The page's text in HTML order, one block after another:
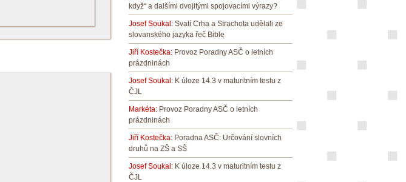
když“ a dalšími dvojitými spojovacími výrazy?
Josef Soukal: Svatí Crha a Strachota udělali ze
slovanského jazyka řeč Bible
Jiří Kostečka: Provoz Poradny ASČ o letních
prázdninách
Josef Soukal: K úloze 14.3 v maturitním testu z
ČJL
Markéta: Provoz Poradny ASČ o letních
prázdninách
Jiří Kostečka: Poradna ASČ: Určování slovních
druhů na ZŠ a SŠ
Josef Soukal: K úloze 14.3 v maturitním testu z
ČJL